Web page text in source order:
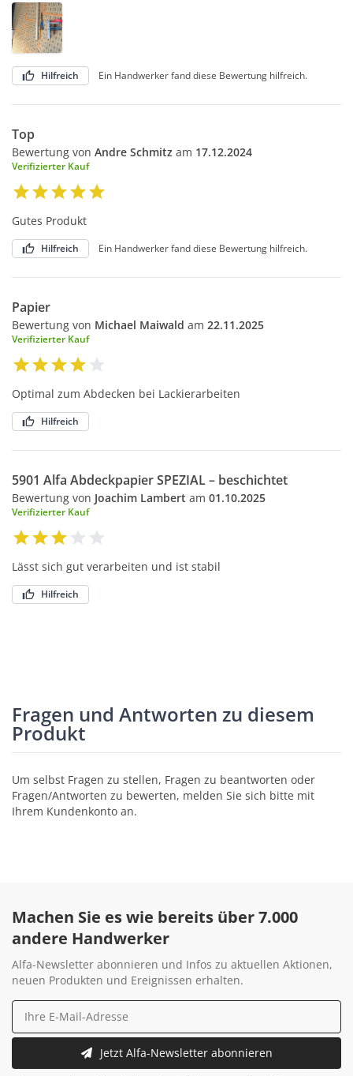
Hilfreich Ein Handwerker fand diese Bewertung hilfreich.
Top
Bewertung von Andre Schmitz am 17.12.2024
Verifizierter Kauf
Gutes Produkt
Hilfreich Ein Handwerker fand diese Bewertung hilfreich.
Papier
Bewertung von Michael Maiwald am 22.11.2025
Verifizierter Kauf
Optimal zum Abdecken bei Lackierarbeiten
Hilfreich
5901 Alfa Abdeckpapier SPEZIAL – beschichtet
Bewertung von Joachim Lambert am 01.10.2025
Verifizierter Kauf
Lässt sich gut verarbeiten und ist stabil
Hilfreich
Fragen und Antworten zu diesem
Produkt
Um selbst Fragen zu stellen, Fragen zu beantworten oder
Fragen/Antworten zu bewerten, melden Sie sich bitte mit
Ihrem Kundenkonto an.
Machen Sie es wie bereits über 7.000
andere Handwerker
Alfa-Newsletter abonnieren und Infos zu aktuellen Aktionen,
neuen Produkten und Ereignissen erhalten.
Jetzt Alfa-Newsletter abonnieren